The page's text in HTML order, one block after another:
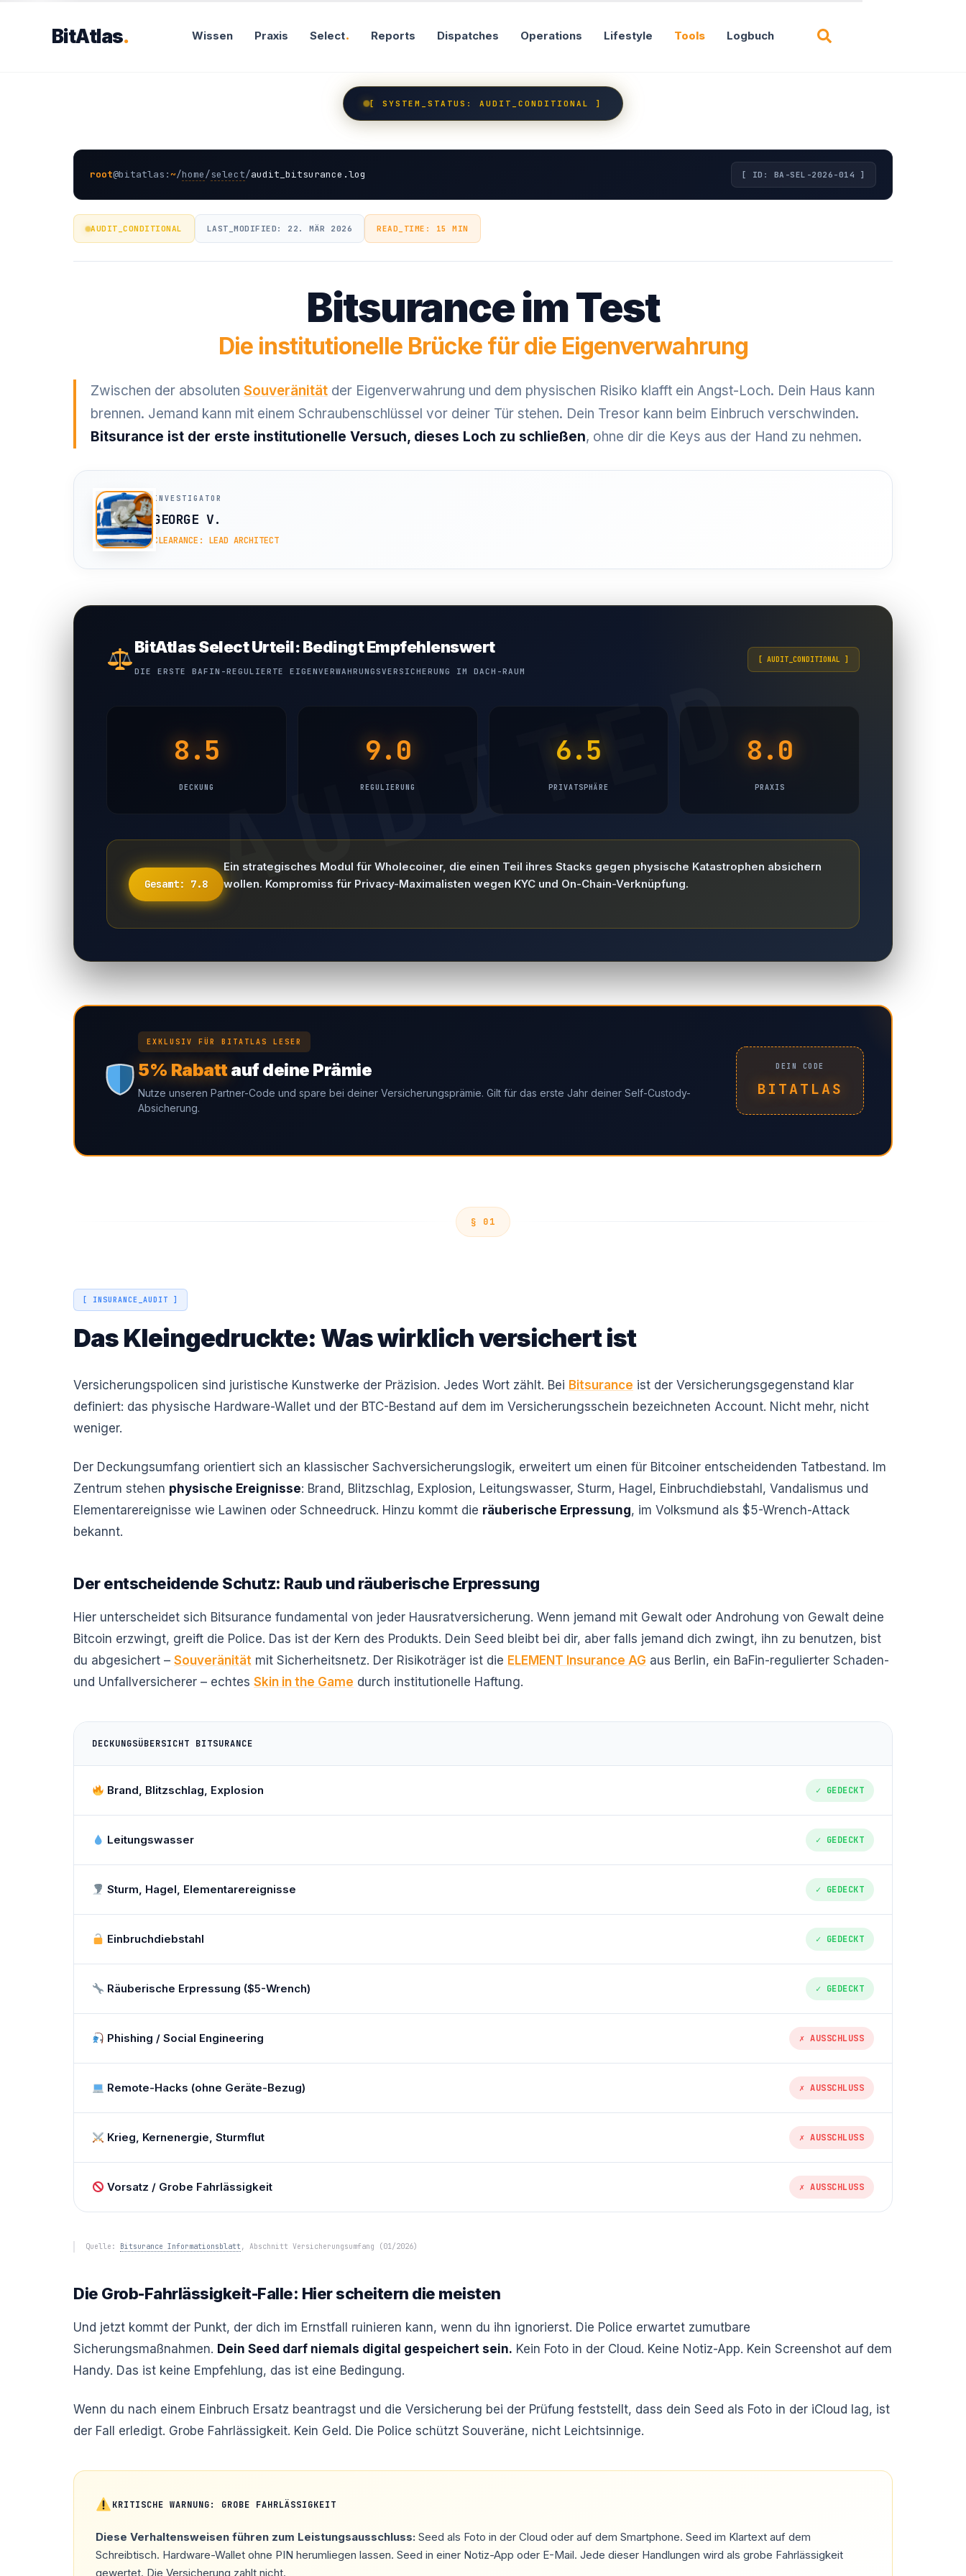
BitAtlas Wissen Praxis Select Reports Dispatches Operations Lifestyle Tools Logbuch Suchen
[ SYSTEM_STATUS: AUDIT_CONDITIONAL ]
root@bitatlas :~/home/select/audit_bitsurance.log [ ID: BA-SEL-2026-014 ]
AUDIT_CONDITIONAL LAST_MODIFIED: 22. MÄR 2026 READ_TIME: 15 MIN
Bitsurance im Test
Die institutionelle Brücke für die Eigenverwahrung
Zwischen der absoluten Souveränität der Eigenverwahrung und dem physischen Risiko klafft ein Angst-Loch. Dein Haus kann
brennen. Jemand kann mit einem Schraubenschlüssel vor deiner Tür stehen. Dein Tresor kann beim Einbruch verschwinden.
Bitsurance ist der erste institutionelle Versuch, dieses Loch zu schließen, ohne dir die Keys aus der Hand zu nehmen.
INVESTIGATOR
GEORGE V.
CLEARANCE: LEAD ARCHITECT
BitAtlas Select Urteil: Bedingt Empfehlenswert
DIE ERSTE BAFIN-REGULIERTE EIGENVERWAHRUNGSVERSICHERUNG IM DACH-RAUM
[ AUDIT_CONDITIONAL ]
8.5
DECKUNG
9.0
REGULIERUNG
6.5
PRIVATSPHÄRE
8.0
PRAXIS
Gesamt: 7.8
Ein strategisches Modul für Wholecoiner, die einen Teil ihres Stacks gegen physische Katastrophen absichern
wollen. Kompromiss für Privacy-Maximalisten wegen KYC und On-Chain-Verknüpfung.
EXKLUSIV FÜR BITATLAS LESER
5% Rabattauf deine Prämie
Nutze unseren Partner-Code und spare bei deiner Versicherungsprämie. Gilt für das erste Jahr deiner Self-Custody-
Absicherung.
DEIN CODE
BITATLAS
§ 01
[ INSURANCE_AUDIT ]
Das Kleingedruckte: Was wirklich versichert ist
Versicherungspolicen sind juristische Kunstwerke der Präzision. Jedes Wort zählt. Bei Bitsurance ist der Versicherungsgegenstand klar
definiert: das physische Hardware-Wallet und der BTC-Bestand auf dem im Versicherungsschein bezeichneten Account. Nicht mehr, nicht
weniger.
Der Deckungsumfang orientiert sich an klassischer Sachversicherungslogik, erweitert um einen für Bitcoiner entscheidenden Tatbestand. Im
Zentrum stehen physische Ereignisse: Brand, Blitzschlag, Explosion, Leitungswasser, Sturm, Hagel, Einbruchdiebstahl, Vandalismus und
Elementarereignisse wie Lawinen oder Schneedruck. Hinzu kommt die räuberische Erpressung, im Volksmund als $5-Wrench-Attack
bekannt.
Der entscheidende Schutz: Raub und räuberische Erpressung
Hier unterscheidet sich Bitsurance fundamental von jeder Hausratversicherung. Wenn jemand mit Gewalt oder Androhung von Gewalt deine
Bitcoin erzwingt, greift die Police. Das ist der Kern des Produkts. Dein Seed bleibt bei dir, aber falls jemand dich zwingt, ihn zu benutzen, bist
du abgesichert – Souveränität mit Sicherheitsnetz. Der Risikoträger ist die ELEMENT Insurance AG aus Berlin, ein BaFin-regulierter Schaden-
und Unfallversicherer – echtes Skin in the Game durch institutionelle Haftung.
DECKUNGSÜBERSICHT BITSURANCE
Brand, Blitzschlag, Explosion ✓ GEDECKT
Leitungswasser ✓ GEDECKT
Sturm, Hagel, Elementarereignisse ✓ GEDECKT
Einbruchdiebstahl ✓ GEDECKT
Räuberische Erpressung ($5-Wrench) ✓ GEDECKT
Phishing / Social Engineering ✗ AUSSCHLUSS
Remote-Hacks (ohne Geräte-Bezug) ✗ AUSSCHLUSS
Krieg, Kernenergie, Sturmflut ✗ AUSSCHLUSS
Vorsatz / Grobe Fahrlässigkeit ✗ AUSSCHLUSS
Quelle: Bitsurance Informationsblatt , Abschnitt Versicherungsumfang (01/2026)
Die Grob-Fahrlässigkeit-Falle: Hier scheitern die meisten
Und jetzt kommt der Punkt, der dich im Ernstfall ruinieren kann, wenn du ihn ignorierst. Die Police erwartet zumutbare
Sicherungsmaßnahmen. Dein Seed darf niemals digital gespeichert sein. Kein Foto in der Cloud. Keine Notiz-App. Kein Screenshot auf dem
Handy. Das ist keine Empfehlung, das ist eine Bedingung.
Wenn du nach einem Einbruch Ersatz beantragst und die Versicherung bei der Prüfung feststellt, dass dein Seed als Foto in der iCloud lag, ist
der Fall erledigt. Grobe Fahrlässigkeit. Kein Geld. Die Police schützt Souveräne, nicht Leichtsinnige.
KRITISCHE WARNUNG: GROBE FAHRLÄSSIGKEIT
Diese Verhaltensweisen führen zum Leistungsausschluss: Seed als Foto in der Cloud oder auf dem Smartphone. Seed im Klartext auf dem
Schreibtisch. Hardware-Wallet ohne PIN herumliegen lassen. Seed in einer Notiz-App oder E-Mail. Jede dieser Handlungen wird als grobe Fahrlässigkeit
gewertet. Die Versicherung zahlt nicht.